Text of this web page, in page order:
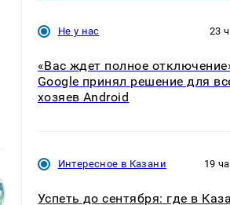
Не у нас 23
«Вас ждет полное
Google принял решение для
хозяев Android
Интересное в Казани 19
Успеть до сентября: где в